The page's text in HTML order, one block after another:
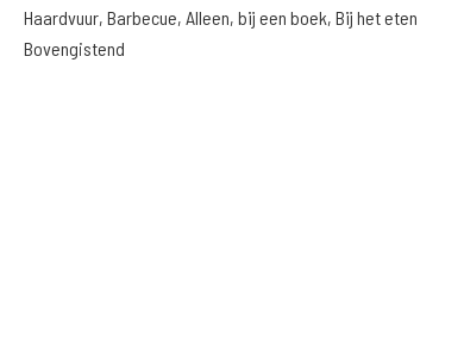
Haardvuur, Barbecue, Alleen, bij een boek, Bij het eten
Bovengistend